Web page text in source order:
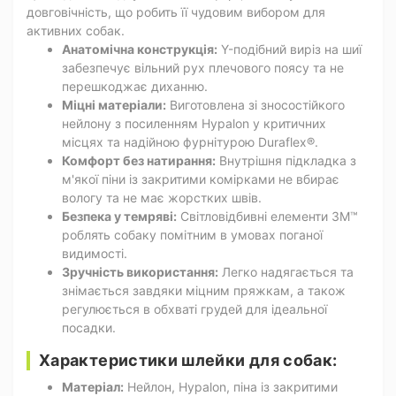
довговічність, що робить її чудовим вибором для
активних собак.
Анатомічна конструкція: Y-подібний виріз на шиї
забезпечує вільний рух плечового поясу та не
перешкоджає диханню.
Міцні матеріали: Виготовлена зі зносостійкого
нейлону з посиленням Hypalon у критичних
місцях та надійною фурнітурою Duraflex®.
Комфорт без натирання: Внутрішня підкладка з
м'якої піни із закритими комірками не вбирає
вологу та не має жорстких швів.
Безпека у темряві: Світловідбивні елементи 3M™
роблять собаку помітним в умовах поганої
видимості.
Зручність використання: Легко надягається та
знімається завдяки міцним пряжкам, а також
регулюється в обхваті грудей для ідеальної
посадки.
Характеристики шлейки для собак:
Матеріал: Нейлон, Hypalon, піна із закритими